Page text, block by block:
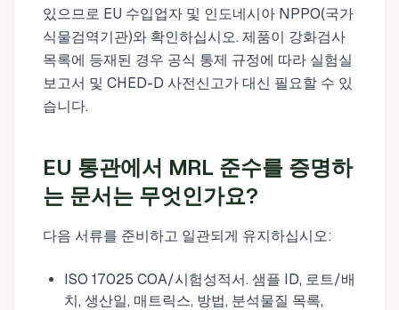
있으므로 EU 수입업자 및 인도네시아 NPPO(국가
식물검역기관)와 확인하십시오. 제품이 강화검사
목록에 등재된 경우 공식 통제 규정에 따라 실험실
보고서 및 CHED-D 사전신고가 대신 필요할 수 있
습니다.
EU 통관에서 MRL 준수를 증명하
는 문서는 무엇인가요?
다음 서류를 준비하고 일관되게 유지하십시오:
ISO 17025 COA/시험성적서. 샘플 ID, 로트/배
치, 생산일, 매트릭스, 방법, 분석물질 목록,